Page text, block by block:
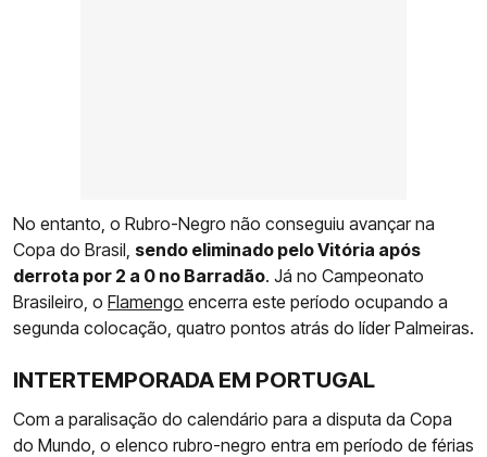
No entanto, o Rubro-Negro não conseguiu avançar na
Copa do Brasil, sendo eliminado pelo Vitória após
derrota por 2 a 0 no Barradão. Já no Campeonato
Brasileiro, o Flamengo encerra este período ocupando a
segunda colocação, quatro pontos atrás do líder Palmeiras.
INTERTEMPORADA EM PORTUGAL
Com a paralisação do calendário para a disputa da Copa
do Mundo, o elenco rubro-negro entra em período de férias